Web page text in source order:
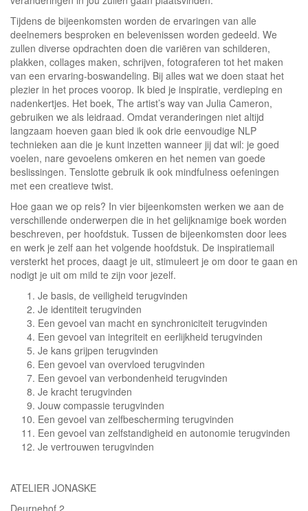
Tijdens de bijeenkomsten worden de ervaringen van alle
deelnemers besproken en belevenissen worden gedeeld. We
zullen diverse opdrachten doen die variëren van schilderen,
plakken, collages maken, schrijven, fotograferen tot het maken
van een ervaring-boswandeling. Bij alles wat we doen staat het
plezier in het proces voorop. Ik bied je inspiratie, verdieping en
nadenkertjes. Het boek, The artist’s way van Julia Cameron,
gebruiken we als leidraad. Omdat veranderingen niet altijd
langzaam hoeven gaan bied ik ook drie eenvoudige NLP
technieken aan die je kunt inzetten wanneer jij dat wil: je goed
voelen, nare gevoelens omkeren en het nemen van goede
beslissingen. Tenslotte gebruik ik ook mindfulness oefeningen
met een creatieve twist.
Hoe gaan we op reis? In vier bijeenkomsten werken we aan de
verschillende onderwerpen die in het gelijknamige boek worden
beschreven, per hoofdstuk. Tussen de bijeenkomsten door lees
en werk je zelf aan het volgende hoofdstuk. De inspiratiemail
versterkt het proces, daagt je uit, stimuleert je om door te gaan en
nodigt je uit om mild te zijn voor jezelf.
Je basis, de veiligheid terugvinden
Je identiteit terugvinden
Een gevoel van macht en synchroniciteit terugvinden
Een gevoel van integriteit en eerlijkheid terugvinden
Je kans grijpen terugvinden
Een gevoel van overvloed terugvinden
Een gevoel van verbondenheid terugvinden
Je kracht terugvinden
Jouw compassie terugvinden
Een gevoel van zelfbescherming terugvinden
Een gevoel van zelfstandigheid en autonomie terugvinden
Je vertrouwen terugvinden
ATELIER JONASKE